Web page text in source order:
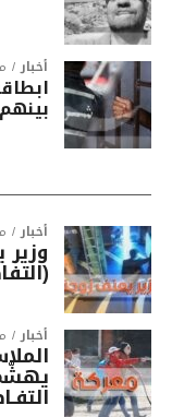
أخبار
أخبار
أخبار